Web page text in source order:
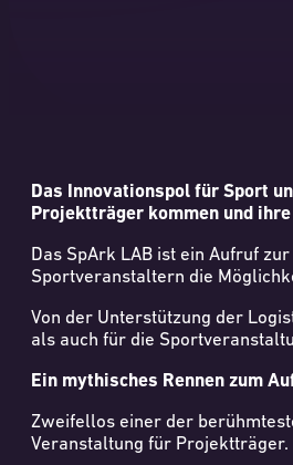
Das Innovationspol für Sport
Projektträger kommen und
Das SpArk LAB ist ein Aufruf
Sportveranstaltern die
Von der Unterstützung der
als auch für die
Ein mythisches Rennen zum
Zweifellos einer der
Veranstaltung für Projektträger.